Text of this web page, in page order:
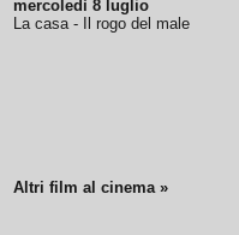
mercoledì 8 luglio
La casa - Il rogo del male
Altri film al cinema »